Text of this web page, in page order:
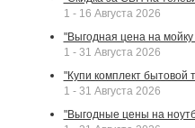
1 - 16 Августа 2026
"Выгодная цена на
1 - 31 Августа 2026
"Купи комплект бытовой
1 - 31 Августа 2026
"Выгодные цены на